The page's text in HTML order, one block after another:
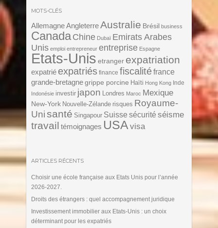
MOTS-CLÉS
Allemagne AngleterreAustralie Brésil business
Canada Chine Dubaï Emirats Arabes
Unis emploi entrepreneur entreprise Espagne
Etats-Unis etranger expatriation
expatrié expatriés finance fiscalitéfrance
grande-bretagne grippe porcine Haïti Hong Kong Inde
Indonésie investir japon Londres Maroc Mexique
New-York Nouvelle-Zélande risques Royaume-
Unisanté Singapour Suisse sécurité séisme
travail témoignages USA visa
ARTICLES RÉCENTS
Choisir une école française aux Etats Unis pour l’année
2026-2027.
Droits des étrangers : quel accompagnement juridique
Investissement immobilier aux Etats-Unis : un choix
déterminant pour les expatriés